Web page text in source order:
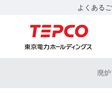
よくある
廃